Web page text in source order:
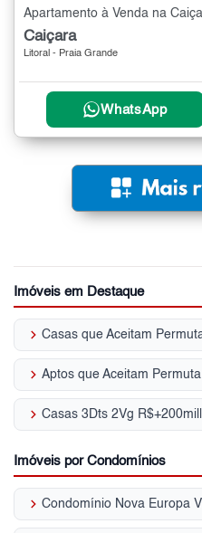
Apartamento à Venda na
Caiçara
Litoral - Praia Grande
WhatsApp
Imóveis em Destaque
keyboard_arrow_right Casas que Aceitam
keyboard_arrow_right Aptos que Aceitam
keyboard_arrow_right Casas 3Dts 2Vg
Imóveis por Condomínios
keyboard_arrow_right Condomínio Nova Europa